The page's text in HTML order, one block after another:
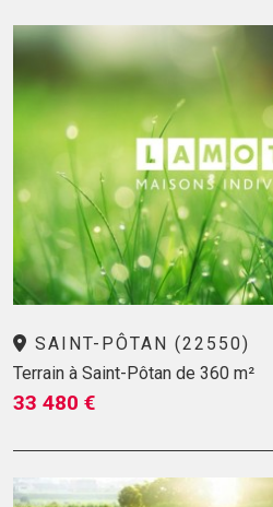
SAINT-PÔTAN (22550)
Terrain à Saint-Pôtan de 360 m²
33 480 €